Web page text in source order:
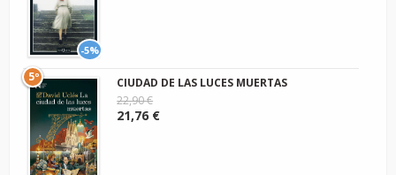
-5%
5º
CIUDAD DE LAS LUCES MUERTAS
22,90 €
21,76 €